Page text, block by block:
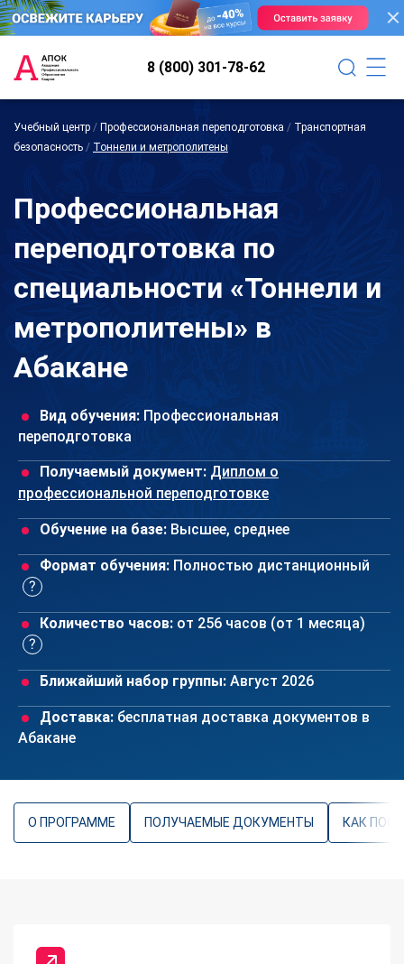
8 (800) 301-78-62
Учебный центр / Профессиональная переподготовка / Транспортная
безопасность / Тоннели и метрополитены
Профессиональная
переподготовка по
специальности «Тоннели и
метрополитены» в
Абакане
Вид обучения: Профессиональная
переподготовка
Получаемый документ: Диплом о
профессиональной переподготовке
Обучение на базе: Высшее, среднее
Формат обучения: Полностью дистанционный
Количество часов: от 256 часов (от 1 месяца)
Ближайший набор группы: Август 2026
Доставка: бесплатная доставка документов в
Абакане
О ПРОГРАММЕ ПОЛУЧАЕМЫЕ ДОКУМЕНТЫ КАК